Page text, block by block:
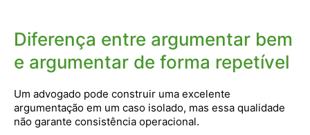
Diferença entre argumentar bem
e argumentar de forma repetível
Um advogado pode construir uma excelente
argumentação em um caso isolado, mas essa qualidade
não garante consistência operacional.